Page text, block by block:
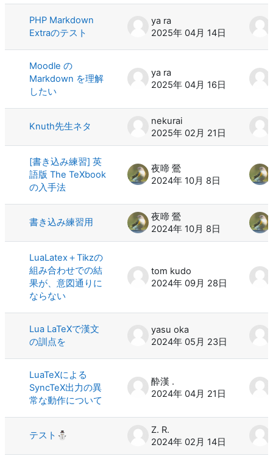
PHP Markdown
Extraのテスト
ya ra
2025年 04月 14日
Moodle の
Markdown を理解
したい
ya ra
2025年 04月 16日
Knuth先生ネタ
nekurai
2025年 02月 21日
[書き込み練習] 英
語版 The TeXbook
の入手法
夜啼 鶯
2024年 10月 8日
書き込み練習用
夜啼 鶯
2024年 10月 8日
LuaLatex＋Tikzの
組み合わせでの結
果が、意図通りに
ならない
tom kudo
2024年 09月 28日
Lua LaTeXで漢文
の訓点を
yasu oka
2024年 05月 23日
LuaTeXによる
SyncTeX出力の異
常な動作について
酔漢 .
2024年 04月 21日
テスト⛄
Z. R.
2024年 02月 14日